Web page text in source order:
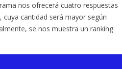
nos ofrecerá cuatro respuestas
cantidad será mayor según
se nos muestra un ranking